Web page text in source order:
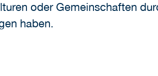
oder Gemeinschaften
haben.